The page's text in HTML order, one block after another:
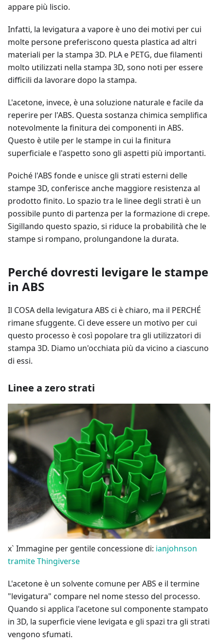
appare più liscio.
Infatti, la levigatura a vapore è uno dei motivi per cui
molte persone preferiscono questa plastica ad altri
materiali per la stampa 3D. PLA e PETG, due filamenti
molto utilizzati nella stampa 3D, sono noti per essere
difficili da lavorare dopo la stampa.
L'acetone, invece, è una soluzione naturale e facile da
reperire per l'ABS. Questa sostanza chimica semplifica
notevolmente la finitura dei componenti in ABS.
Questo è utile per le stampe in cui la finitura
superficiale e l'aspetto sono gli aspetti più importanti.
Poiché l'ABS fonde e unisce gli strati esterni delle
stampe 3D, conferisce anche maggiore resistenza al
prodotto finito. Lo spazio tra le linee degli strati è un
possibile punto di partenza per la formazione di crepe.
Sigillando questo spazio, si riduce la probabilità che le
stampe si rompano, prolungandone la durata.
Perché dovresti levigare le stampe
in ABS
Il COSA della levigatura ABS ci è chiaro, ma il PERCHÉ
rimane sfuggente. Ci deve essere un motivo per cui
questo processo è così popolare tra gli utilizzatori di
stampa 3D. Diamo un'occhiata più da vicino a ciascuno
di essi.
Linee a zero strati
x` Immagine per gentile concessione di: ianjohnson
tramite Thingiverse
L'acetone è un solvente comune per ABS e il termine
"levigatura" compare nel nome stesso del processo.
Quando si applica l'acetone sul componente stampato
in 3D, la superficie viene levigata e gli spazi tra gli strati
vengono sfumati.